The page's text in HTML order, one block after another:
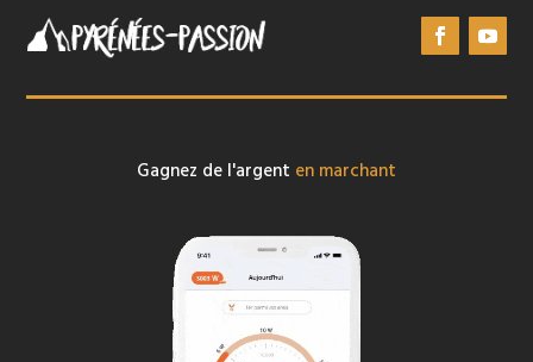
Gagnez de l'argent en marchant